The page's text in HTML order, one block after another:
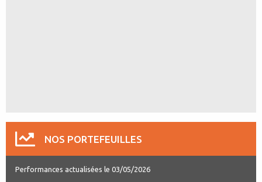
NOS PORTEFEUILLES
Performances actualisées le 03/05/2026